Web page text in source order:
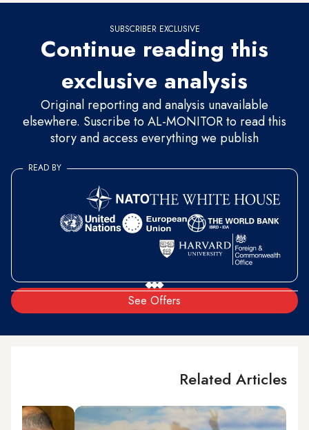
SUBSCRIBER EXCLUSIVE
Continue reading this
exclusive analysis
Original reporting and analysis unavailable
elsewhere. Suscribe to AL-MONITOR to read this
story and access everything we publish
See Offers
READ BY
Related Articles